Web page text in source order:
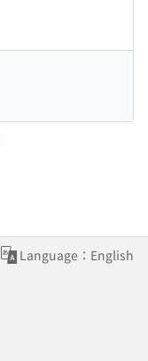
Language：English